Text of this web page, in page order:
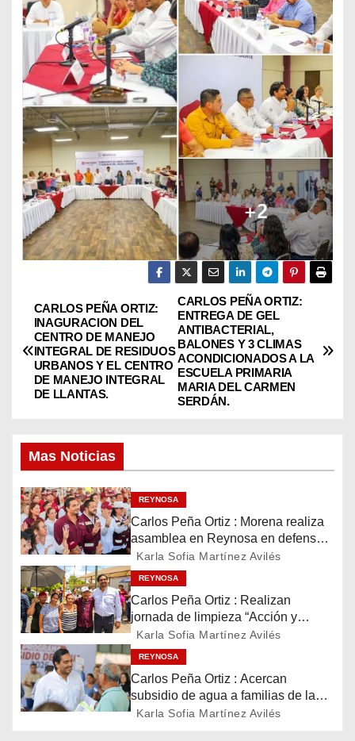
N
a
g
a
c
i
ó
n
d
e
e
CARLOS PEÑA ORTIZ:
ENTREGA DE GEL
ANTIBACTERIAL,
BALONES Y 3 CLIMAS
ACONDICIONADOS A LA
ESCUELA PRIMARIA
MARIA DEL CARMEN
SERDÁN.
CARLOS PEÑA ORTIZ:
INAGURACION DEL
CENTRO DE MANEJO
INTEGRAL DE RESIDUOS
URBANOS Y EL CENTRO
DE MANEJO INTEGRAL
DE LLANTAS.
Mas Noticias
REYNOSA
Carlos Peña Ortiz : Morena realiza
asamblea en Reynosa en defensa
de la soberanía
Karla Sofia Martínez Avilés
REYNOSA
Carlos Peña Ortiz : Realizan
jornada de limpieza “Acción y
Conciencia” en Reynosa
Karla Sofia Martínez Avilés
REYNOSA
Carlos Peña Ortiz : Acercan
subsidio de agua a familias de la
colonia La Cañada
Karla Sofia Martínez Avilés